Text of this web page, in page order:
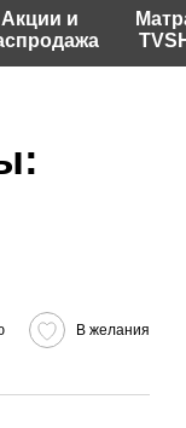
Акции и
В желания